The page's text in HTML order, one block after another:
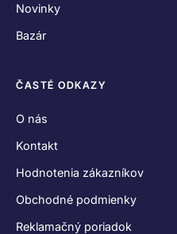
Novinky
Bazár
ČASTÉ ODKAZY
O nás
Kontakt
Hodnotenia zákazníkov
Obchodné podmienky
Reklamačný poriadok